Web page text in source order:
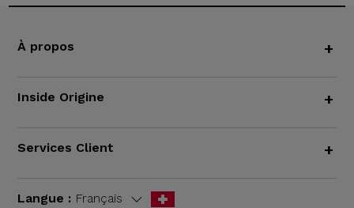
À propos +
Inside Origine +
Services Client +
Langue : Français